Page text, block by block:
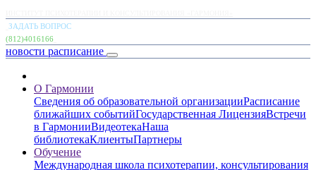
ЗАДАТЬ ВОПРОС
(812)4016166
новости расписание
О Гармонии
Сведения об образовательной организацииРасписание
ближайших событийГосударственная ЛицензияВстречи
в ГармонииВидеотекаНаша
библиотекаКлиентыПартнеры
Обучение
Международная школа психотерапии, консультирования